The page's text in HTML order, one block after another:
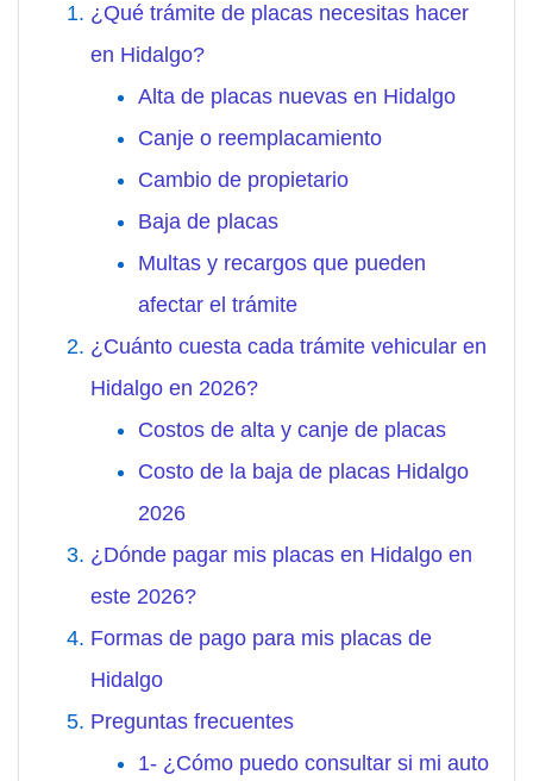
¿Qué trámite de placas necesitas hacer
en Hidalgo?
Alta de placas nuevas en Hidalgo
Canje o reemplacamiento
Cambio de propietario
Baja de placas
Multas y recargos que pueden
afectar el trámite
¿Cuánto cuesta cada trámite vehicular en
Hidalgo en 2026?
Costos de alta y canje de placas
Costo de la baja de placas Hidalgo
2026
¿Dónde pagar mis placas en Hidalgo en
este 2026?
Formas de pago para mis placas de
Hidalgo
Preguntas frecuentes
1- ¿Cómo puedo consultar si mi auto